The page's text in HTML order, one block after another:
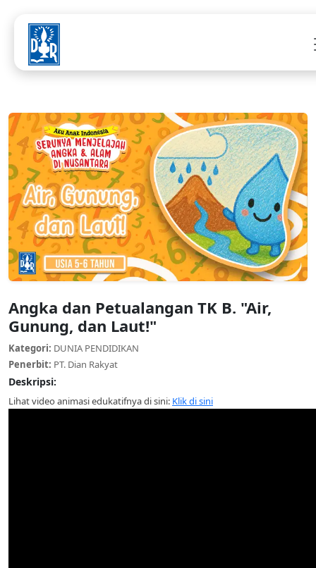
Angka dan Petualangan TK B. "Air,
Gunung, dan Laut!"
Kategori: DUNIA PENDIDIKAN
Penerbit: PT. Dian Rakyat
Deskripsi:
Lihat video animasi edukatifnya di sini: Klik di sini